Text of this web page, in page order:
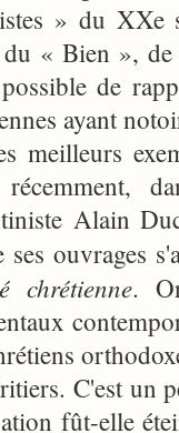
» du XXe
du « Bien »,
de
ayant
meilleurs
récemment,
Alain
ses ouvrages
chrétienne.
C'est un
fût-elle